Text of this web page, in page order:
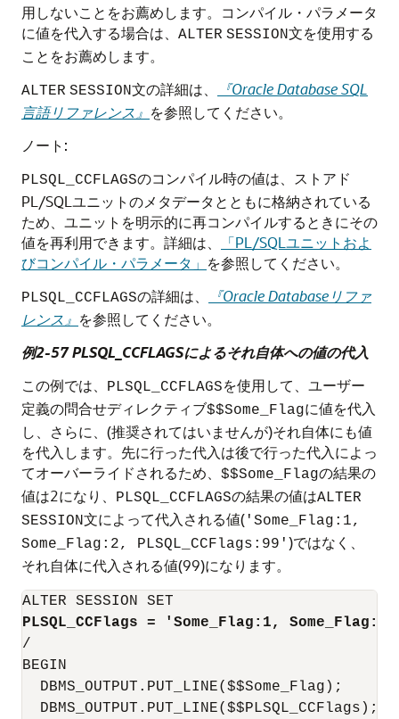
用しないことをお薦めします。コンパイル・パラメータ
に値を代入する場合は、 ALTER SESSION文を使用する
ことをお薦めします。
ALTER SESSION文の詳細は、
『Oracle Database SQL
言語リファレンス』 を参照してください。
ノート:
PLSQL_CCFLAGSのコンパイル時の値は、ストアド
PL/SQLユニットのメタデータとともに格納されている
ため、ユニットを明示的に再コンパイルするときにその
値を再利用できます。詳細は、
「PL/SQLユニットおよ
びコンパイル・パラメータ」 を参照してください。
PLSQL_CCFLAGSの詳細は、
『Oracle Databaseリファ
レンス』 を参照してください。
例2-57 PLSQL_CCFLAGSによるそれ自体への値の代入
この例では、
PLSQL_CCFLAGSを使用して、ユーザー
定義の問合せディレクティブ$$Some_Flagに値を代入
し、さらに、(推奨されてはいませんが)それ自体にも値
を代入します。先に行った代入は後で行った代入によっ
てオーバーライドされるため、 $$Some_Flagの結果の
値は2になり、
PLSQL_CCFLAGSの結果の値はALTER
SESSION文によって代入される値( 'Some_Flag:1,
Some_Flag:2, PLSQL_CCFlags:99' )ではなく、
それ自体に代入される値(99)になります。
PLSQL_CCFlags = 'Some_Flag:1,
/
BEGIN
  DBMS_OUTPUT.PUT_LINE($$Some_Flag);
  DBMS_OUTPUT.PUT_LINE($$PLSQL_CCFlags);